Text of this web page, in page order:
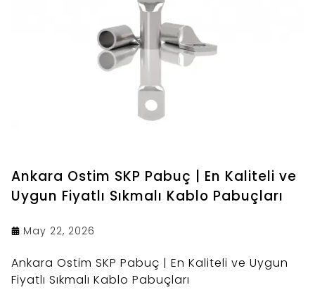
Ankara Ostim SKP Pabuç | En Kaliteli ve
Uygun Fiyatlı Sıkmalı Kablo Pabuçları
May 22, 2026
Ankara Ostim SKP Pabuç | En Kaliteli ve Uygun
Fiyatlı Sıkmalı Kablo Pabuçları